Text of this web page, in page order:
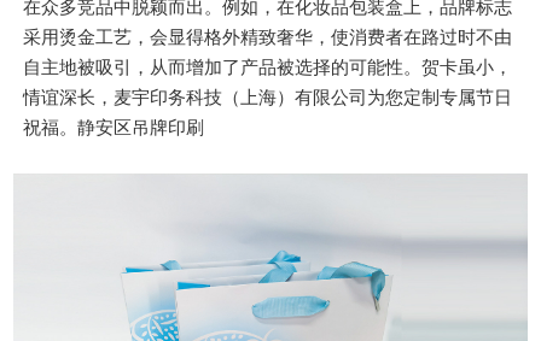
在众多竞品中脱颖而出。例如，在化妆品包装盒上，品牌标志
采用烫金工艺，会显得格外精致奢华，使消费者在路过时不由
自主地被吸引，从而增加了产品被选择的可能性。贺卡虽小，
情谊深长，麦宇印务科技（上海）有限公司为您定制专属节日
祝福。静安区吊牌印刷